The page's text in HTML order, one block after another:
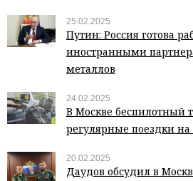
25.02.2025
Путин: Россия готова
иностранными
металлов
24.02.2025
В Москве беспилотный
регулярные поездки
20.02.2025
Даудов обсудил в